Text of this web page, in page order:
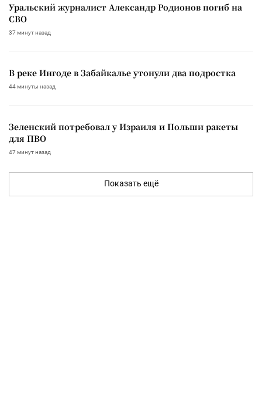
Уральский журналист Александр Родионов погиб на
СВО
37 минут назад
В реке Ингоде в Забайкалье утонули два подростка
44 минуты назад
Зеленский потребовал у Израиля и Польши ракеты
для ПВО
47 минут назад
Показать ещё